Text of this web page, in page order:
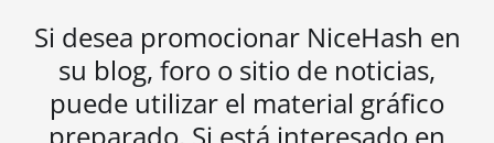
Si desea promocionar NiceHash en
su blog, foro o sitio de noticias,
puede utilizar el material gráfico